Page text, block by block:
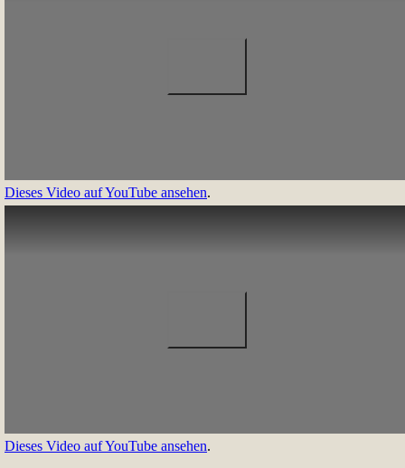
Dieses Video auf YouTube ansehen.
Dieses Video auf YouTube ansehen.